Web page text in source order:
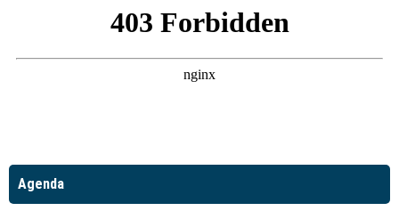
Agenda